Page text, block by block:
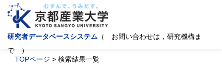
研究者データベースシステム （ お問い合わせは，研究機構ま
で ）
TOPページ > 検索結果一覧